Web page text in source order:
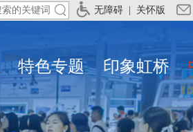
无障碍 关怀版
特色专题 印象虹桥